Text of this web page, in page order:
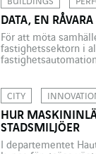
DATA, EN
För att möta
fastighetssektorn i
CITY
HUR
STADSMILJÖER
I departementet